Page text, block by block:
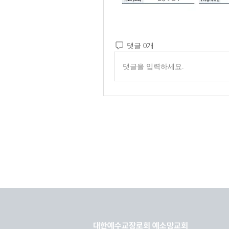
댓글 0개
댓글을 입력하세요.
대한예수교장로회 예소망교회